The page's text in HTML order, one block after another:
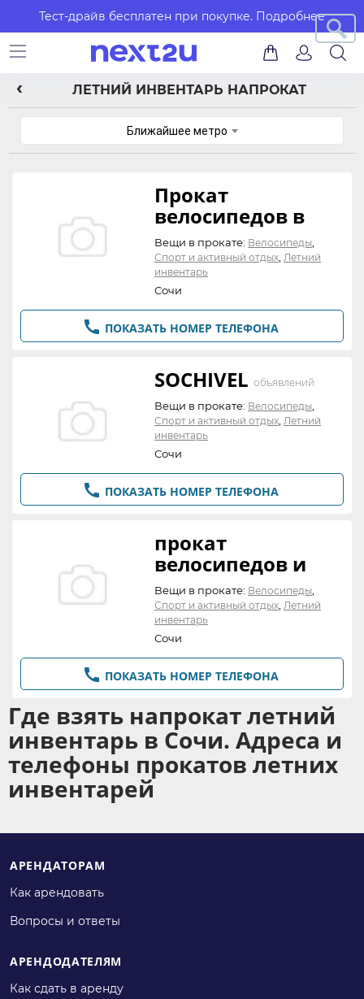
Тест-драйв бесплатен при покупке. Подробнее
ЛЕТНИЙ ИНВЕНТАРЬ НАПРОКАТ
Ближайшее метро
Прокат
велосипедов в
Сочи. Велопрокат
«Круглые Ноги»
объявлений
Вещи в прокате: Велосипеды
Спорт и активный отдых Летний
инвентарь
Сочи
 ПОКАЗАТЬ НОМЕР ТЕЛЕФОНА
SOCHIVEL объявлений
Вещи в прокате: Велосипеды
Спорт и активный отдых Летний
инвентарь
Сочи
 ПОКАЗАТЬ НОМЕР ТЕЛЕФОНА
прокат
велосипедов и
роликов объявлений
Вещи в прокате: Велосипеды
Спорт и активный отдых Летний
инвентарь
Сочи
 ПОКАЗАТЬ НОМЕР ТЕЛЕФОНА
Где взять напрокат летний
инвентарь в Сочи. Адреса и
телефоны прокатов летних
инвентарей
АРЕНДАТОРАМ
Как арендовать
Вопросы и ответы
АРЕНДОДАТЕЛЯМ
Как сдать в аренду